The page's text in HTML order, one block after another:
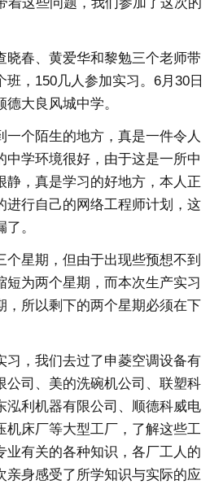
晓春、黄爱华和黎勉三个老师带
，150几人参加实习。6月30日
大良风城中学。
一个陌生的地方，真是一件令人
中学环境很好，由于这是一所中
静，真是学习的好地方，本人正
进行自己的网络工程师计划，这
。
个星期，但由于出现些预想不到
短为两个星期，而本次生产实习
，所以剩下的两个星期必须在下
习，我们去过了申菱空调设备有
公司、美的洗碗机公司、联塑科
泓利机器有限公司、顺德科威电
机床厂等大型工厂，了解这些工
业有关的各种知识，各厂工人的
亲身感受了所学知识与实际的应